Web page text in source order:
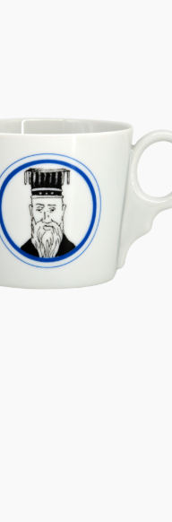
Souvenir
Berlin
Slumberland